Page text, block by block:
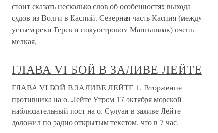
стоит сказать несколько слов об особенностях выхода
судов из Волги в Каспий. Северная часть Каспия (между
устьем реки Терек и полуостровом Мангышлак) очень
мелкая,
ГЛАВА VI БОЙ В ЗАЛИВЕ ЛЕЙТЕ
ГЛАВА VI БОЙ В ЗАЛИВЕ ЛЕЙТЕ 1. Вторжение
противника на о. Лейте Утром 17 октября морской
наблюдательный пост на о. Сулуан в заливе Лейте
доложил по радио открытым текстом, что в 7 час.